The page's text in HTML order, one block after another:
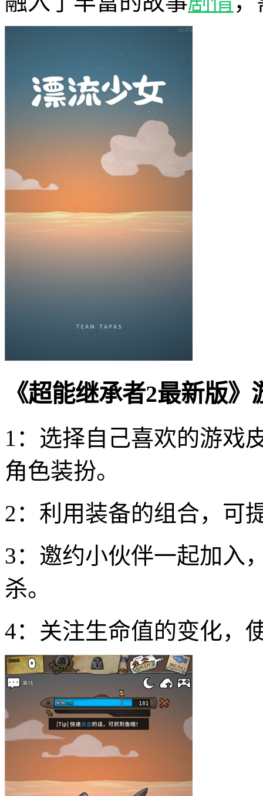
《超能继承者2最新版
1：选择自己喜欢的游戏
角色装扮。
2：利用装备的组合，可
3：邀约小伙伴一起加入
杀。
4：关注生命值的变化，